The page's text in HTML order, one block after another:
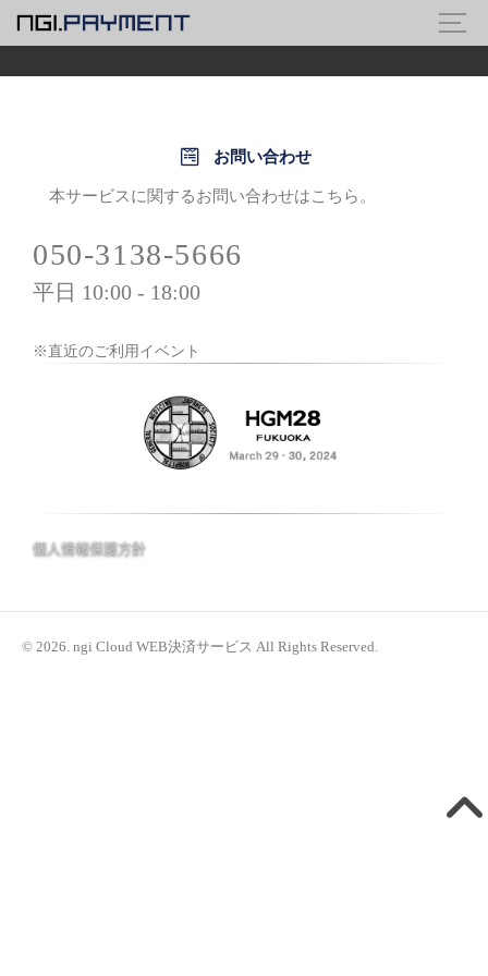
お問い合わせ
本サービスに関するお問い合わせはこちら。
050-3138-5666
平日 10:00 - 18:00
※直近のご利用イベント
個人情報保護方針
© 2026. ngi Cloud WEB決済サービス All Rights Reserved.